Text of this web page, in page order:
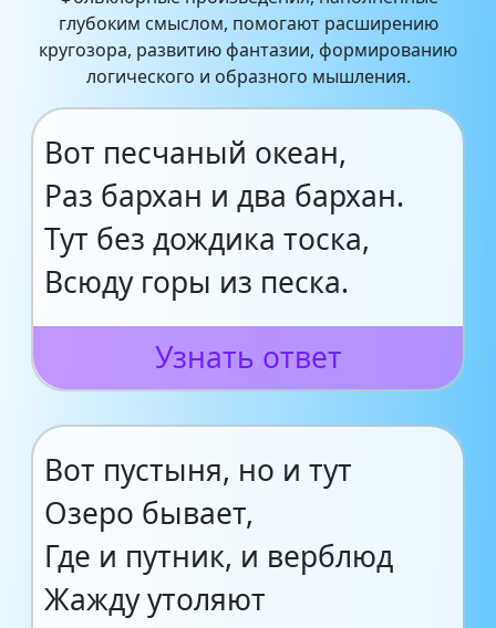
глубоким смыслом, помогают расширению
кругозора, развитию фантазии, формированию
логического и образного мышления.
Вот песчаный океан,
Раз бархан и два бархан.
Тут без дождика тоска,
Всюду горы из песка.
Узнать ответ
Вот пустыня, но и тут
Озеро бывает,
Где и путник, и верблюд
Жажду утоляют